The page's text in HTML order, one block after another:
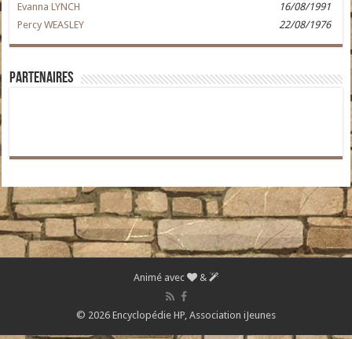
Evanna LYNCH
16/08/1991
Percy WEASLEY
22/08/1976
Partenaires
Animé avec &
© 2026 Encyclopédie HP, Association iJeunes